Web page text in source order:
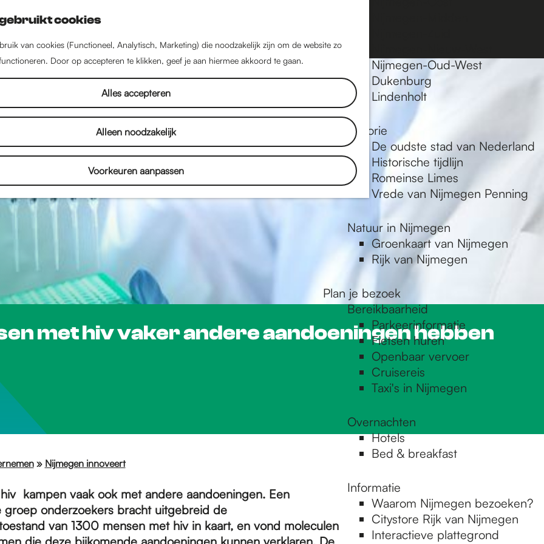
cookies
van cookies (Functioneel, Analytisch, Marketing) die noodzakelijk zijn om de website zo
Door op accepteren te klikken, geef je aan hiermee akkoord te gaan.
Alles accepteren
Alleen noodzakelijk
Voorkeuren aanpassen
o
e
k
n
a
a
r
M
n
Nijmegen-Oud-West
Dukenburg
Lindenholt
Historie
De oudste stad van Nederland
Historische tijdlijn
Romeinse Limes
Vrede van Nijmegen Penning
Natuur in Nijmegen
Groenkaart van Nijmegen
Rijk van Nijmegen
Plan je bezoek
Bereikbaarheid
Parkeerinformatie
Fietsen huren
Openbaar vervoer
Cruisereis
Taxi's in Nijmegen
Overnachten
Hotels
Bed & breakfast
Informatie
Waarom Nijmegen bezoeken?
Citystore Rijk van Nijmegen
Interactieve plattegrond
met hiv vaker andere aandoeningen hebben
» Nijmegen innoveert
kampen vaak ook met andere aandoeningen. Een
groep onderzoekers bracht uitgebreid de
van 1300 mensen met hiv in kaart, en vond moleculen